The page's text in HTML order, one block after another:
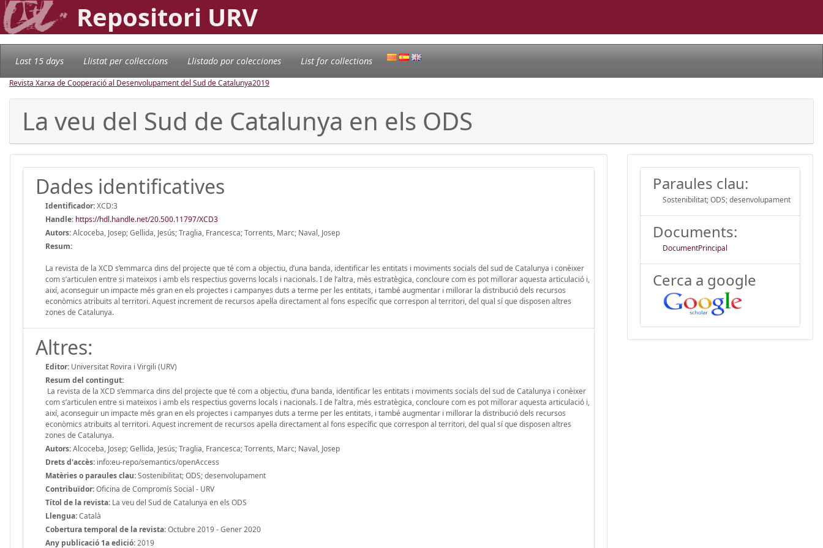
Repositori URV
Last 15 days Llistat per col·leccions Llistado por colecciones List for collections
Revista Xarxa de Cooperació al Desenvolupament del Sud de Catalunya2019
La veu del Sud de Catalunya en els ODS
Dades identificatives
Identificador:XCD:3
Handle: https://hdl.handle.net/20.500.11797/XCD3
Autors:Alcoceba, Josep; Gellida, Jesús; Traglia, Francesca; Torrents, Marc; Naval, Josep
Resum:
La revista de la XCD s’emmarca dins del projecte que té com a objectiu, d’una banda, identificar les entitats i moviments socials del sud de Catalunya i conèixer
com s’articulen entre si mateixos i amb els respectius governs locals i nacionals. I de l’altra, més estratègica, concloure com es pot millorar aquesta articulació i,
així, aconseguir un impacte més gran en els projectes i campanyes duts a terme per les entitats, i també augmentar i millorar la distribució dels recursos
econòmics atri­buïts al territori. Aquest increment de recursos apel·la directa­ment al fons específic que correspon al territori, del qual sí que disposen altres
zones de Catalunya.
Altres:
Editor: Universitat Rovira i Virgili (URV)
Resum del contingut:
La revista de la XCD s’emmarca dins del projecte que té com a objectiu, d’una banda, identificar les entitats i moviments socials del sud de Catalunya i conèixer
com s’articulen entre si mateixos i amb els respectius governs locals i nacionals. I de l’altra, més estratègica, concloure com es pot millorar aquesta articulació i,
així, aconseguir un impacte més gran en els projectes i campanyes duts a terme per les entitats, i també augmentar i millorar la distribució dels recursos
econòmics atri­buïts al territori. Aquest increment de recursos apel·la directa­ment al fons específic que correspon al territori, del qual sí que disposen altres
zones de Catalunya.
Autors:Alcoceba, Josep; Gellida, Jesús; Traglia, Francesca; Torrents, Marc; Naval, Josep
Drets d'accès: info:eu-repo/semantics/openAccess
Matèries o paraules clau:Sostenibilitat; ODS; desenvolupament
Contribuïdor:Oficina de Compromís Social - URV
Títol de la revista: La veu del Sud de Catalunya en els ODS
Llengua:Català
Cobertura temporal de la revista:Octubre 2019 - Gener 2020
Any publicació 1a edició:2019
Paraules clau:
Sostenibilitat; ODS; desenvolupament
Documents:
DocumentPrincipal
Cerca a google